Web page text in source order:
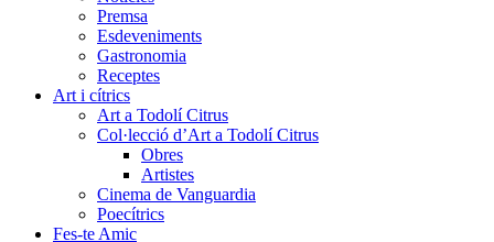
Premsa
Esdeveniments
Gastronomia
Receptes
Art i cítrics
Art a Todolí Citrus
Col·lecció d’Art a Todolí Citrus
Obres
Artistes
Cinema de Vanguardia
Poecítrics
Fes-te Amic